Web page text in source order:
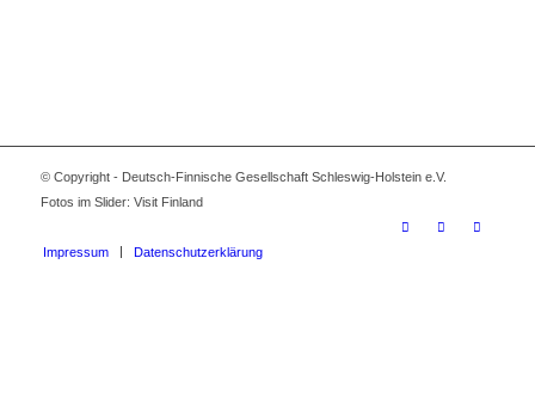
© Copyright - Deutsch-Finnische Gesellschaft Schleswig-Holstein e.V.
Fotos im Slider: Visit Finland
Impressum Datenschutzerklärung